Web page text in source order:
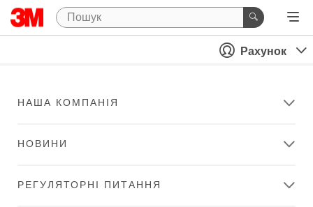
Рахунок
НАША КОМПАНІЯ
НОВИНИ
РЕГУЛЯТОРНІ ПИТАННЯ